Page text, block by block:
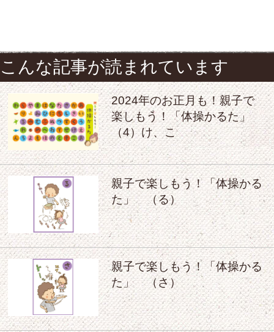
こんな記事が読まれています
2024年のお正月も！親子で
楽しもう！「体操かるた」
（4）け、こ
親子で楽しもう！「体操かる
た」 （る）
親子で楽しもう！「体操かる
た」 （さ）